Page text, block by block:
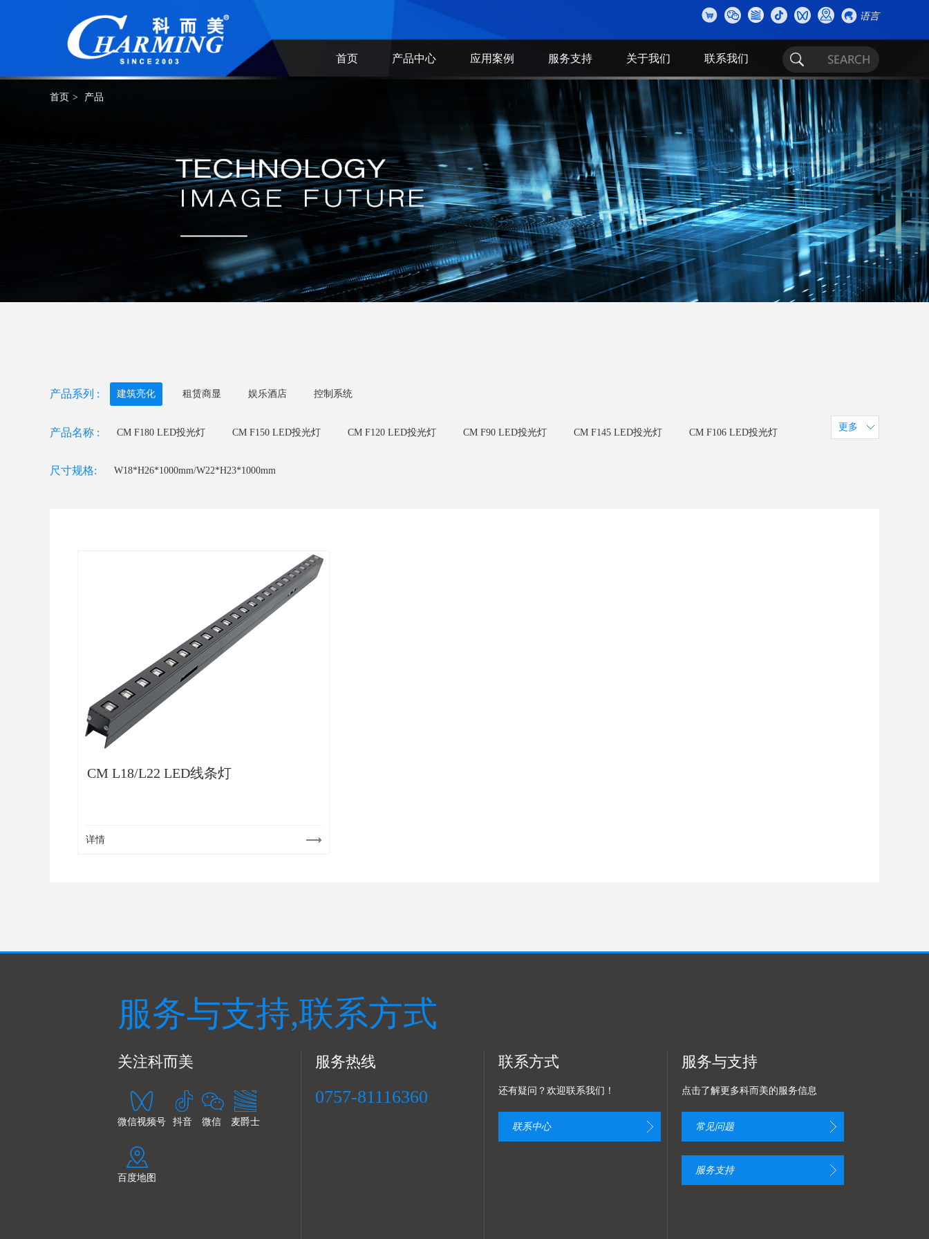
语言
首页 产品中心 应用案例 服务支持 关于我们 联系我们
首页 > 产品
产品系列 : 建筑亮化 租赁商显 娱乐酒店 控制系统
产品名称 : CM F180 LED投光灯 CM F150 LED投光灯 CM F120 LED投光灯 CM F90 LED投光灯 CM F145 LED投光灯 CM F106 LED投光灯
更多
尺寸规格: W18*H26*1000mm/W22*H23*1000mm
CM L18/L22 LED线条灯
详情
服务与支持,联系方式
关注科而美
微信视频号 抖音 微信 麦爵士
百度地图
服务热线
0757-81116360
联系方式
还有疑问？欢迎联系我们！
联系中心
服务与支持
点击了解更多科而美的服务信息
常见问题
服务支持